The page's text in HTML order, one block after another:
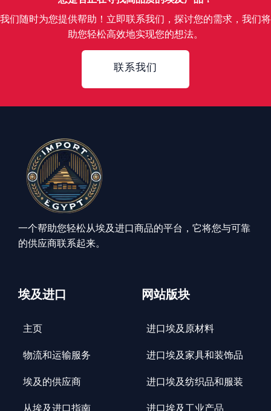
我们随时为您提供帮助！立即联系我们，探讨您的需求，我们将
助您轻松高效地实现您的想法。
联系我们
一个帮助您轻松从埃及进口商品的平台，它将您与可靠
的供应商联系起来。
埃及进口
主页
物流和运输服务
埃及的供应商
网站版块
进口埃及原材料
进口埃及家具和装饰品
进口埃及纺织品和服装